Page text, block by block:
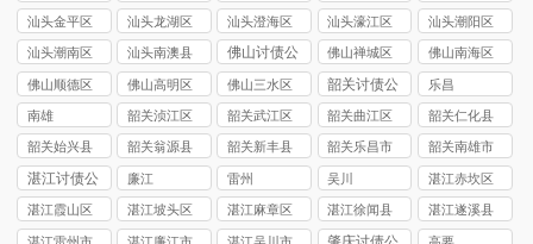
司
讨债公司
讨债公司
讨债公司
司
汕头金平区
讨债公司
汕头龙湖区
讨债公司
汕头澄海区
讨债公司
汕头濠江区
讨债公司
汕头潮阳区
讨债公司
汕头潮南区
讨债公司
汕头南澳县
讨债公司
佛山讨债公
司
佛山禅城区
讨债公司
佛山南海区
讨债公司
佛山顺德区
讨债公司
佛山高明区
讨债公司
佛山三水区
讨债公司
韶关讨债公
司
乐昌
南雄
韶关浈江区
讨债公司
韶关武江区
讨债公司
韶关曲江区
讨债公司
韶关仁化县
讨债公司
韶关始兴县
讨债公司
韶关翁源县
讨债公司
韶关新丰县
讨债公司
韶关乐昌市
讨债公司
韶关南雄市
讨债公司
湛江讨债公
司
廉江 雷州 吴川
湛江赤坎区
讨债公司
湛江霞山区
讨债公司
湛江坡头区
讨债公司
湛江麻章区
讨债公司
湛江徐闻县
讨债公司
湛江遂溪县
讨债公司
湛江雷州市
湛江廉江市
湛江吴川市
高要